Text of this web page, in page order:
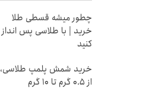
چطور میشه قسطی طلا
خرید | با طلاسی پس انداز
کنید
خرید شمش پلمپ طلاسی،
از ۰.۵ گرم تا ۱۰ گرم